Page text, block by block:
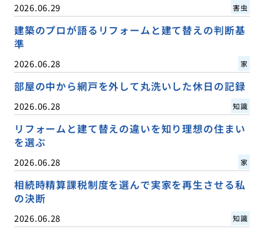
2026.06.29 害虫
建築のプロが語るリフォームと建て替えの判断基
準
2026.06.28 家
部屋の中から網戸を外して丸洗いした休日の記録
2026.06.28 知識
リフォームと建て替えの違いを知り理想の住まい
を選ぶ
2026.06.28 家
相続時精算課税制度を選んで実家を再生させる私
の決断
2026.06.28 知識